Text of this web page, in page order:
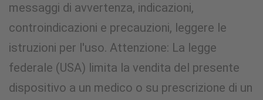
messaggi di avvertenza, indicazioni,
controindicazioni e precauzioni, leggere le
istruzioni per l'uso. Attenzione: La legge
federale (USA) limita la vendita del presente
dispositivo a un medico o su prescrizione di un